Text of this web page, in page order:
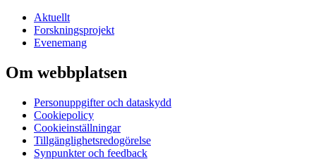
Aktuellt
Forskningsprojekt
Evenemang
Om webbplatsen
Personuppgifter och dataskydd
Cookiepolicy
Cookieinställningar
Tillgänglighetsredogörelse
Synpunkter och feedback